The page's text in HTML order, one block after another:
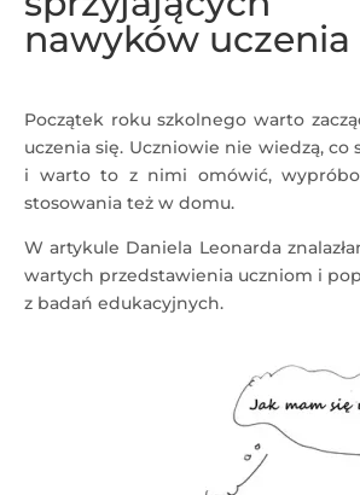
nawyków uczenia
Początek roku szkolnego warto
uczenia się. Uczniowie nie wiedzą, co
i warto to z nimi omówić,
stosowania też w domu.
W artykule Daniela Leonarda
wartych przedstawienia uczniom i
z badań edukacyjnych.